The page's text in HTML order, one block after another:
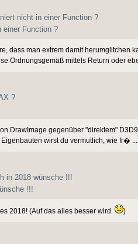
nicht in einer Function ?
einer Function ?
dass man extrem damit herumglitchen
Ordnungsgemäß mittels Return oder
?
DrawImage gegenüber "direktem"
wirst du vermutlich, wie fr� ...
in 2018 wünsche !!!
!!!
2018! (Auf das alles besser wird. )